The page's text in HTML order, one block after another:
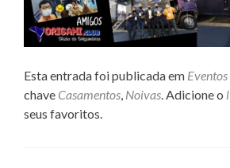
Esta entrada foi publicada em Eventos
chave Casamentos Noivas . Adicione o
seus favoritos.